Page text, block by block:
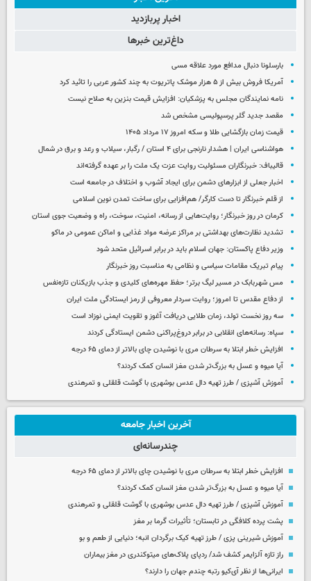
اخبار پربازدید
داغ‌ترین خبرها
بارسلونا دنبال مدافع مورد علاقه مسی
آمریکا فروش بیش از ۵ هزار موشک پاتریوت به چند کشور عربی را تائید کرد
نامه نمایندگان مجلس به پزشکیان: افزایش قیمت بنزین به صلاح نیست
مقصد جدید گلر پرسپولیسی مشخص شد
قیمت زمان بازگشایی طلا و سکه امروز ۱۷ مرداد ۱۴۰۵
هواشناسی ایران | هشدار نارنجی برای ۴ استان / رگبار، سیلاب و رعد و برق در شمال
قالیباف: خبرنگاران مسئولیت روایت عزت یک ملت را بر عهده گرفته‌اند
اخبار جعلی از ابزارهای دشمن برای ایجاد آشوب و اختلاف در جامعه است
از قلم خبرنگار تا دست کارگر/ هم‌افزایی برای ساخت تمدن نوین اسلامی
کرمان در روز خبرنگار؛ روایت‌هایی از رسانه، امنیت، سوخت، راه و وضعیت جوی استان
تشدید نظارت‌های بهداشتی بر مراکز عرضه مواد غذایی و اماکن عمومی در ماکو
وزیر دفاع پاکستان: جهان اسلام باید در برابر اسرائیل متحد شود
پیام تبریک مقامات سیاسی و نظامی به مناسبت روز خبرنگار
مس شهربابک در مسیر لیگ برتر؛ حفظ مهره‌های کلیدی و جذب بازیکنان تازه‌نفس
از دفاع مقدس تا امروز؛ روایت سردار معروفی از رمز ایستادگی ملت ایران
سه روز نخست تولد، زمان طلایی دریافت آغوز و تقویت ایمنی نوزاد است
سپاه: رسانه‌های انقلابی در برابر دروغ‌پراکنی دشمن ایستادگی کردند
افزایش خطر ابتلا به سرطان مری با نوشیدن چای بالاتر از دمای ۶۵ درجه
آیا میوه و عسل به بزرگ‌تر شدن مغز انسان کمک کردند؟
آموزش آشپزی / طرز تهیه دال عدس بوشهری با گوشت قلقلی و تمرهندی
آخرین اخبار جامعه
چندرسانه‌ای
افزایش خطر ابتلا به سرطان مری با نوشیدن چای بالاتر از دمای ۶۵ درجه
آیا میوه و عسل به بزرگ‌تر شدن مغز انسان کمک کردند؟
آموزش آشپزی / طرز تهیه دال عدس بوشهری با گوشت قلقلی و تمرهندی
پشت پرده کلافگی در تابستان؛ تأثیرات گرما بر مغز
آموزش شیرینی پزی / طرز تهیه کیک برگردان انبه؛ دنیایی از طعم و بو
راز تازه آلزایمر کشف شد/ ردپای پلاک‌های میتوکندری در مغز بیماران
ایرانی‌ها از نظر آی‌کیو رتبه چندم جهان را دارند؟